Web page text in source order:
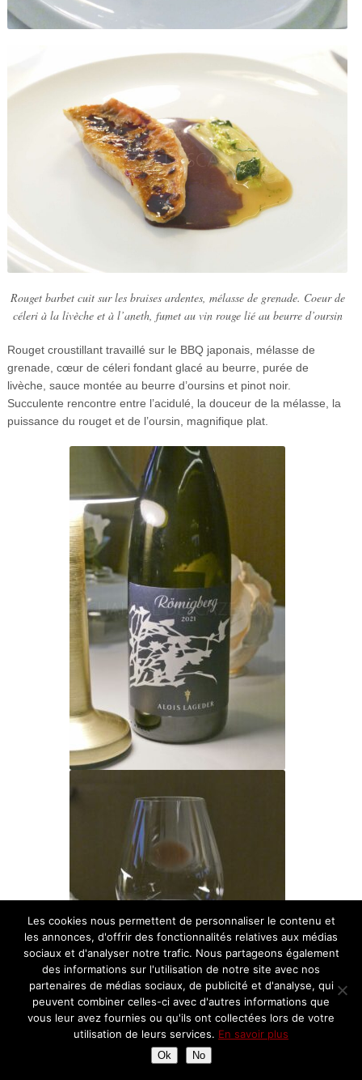
Rouget barbet cuit sur les braises ardentes, mélasse de grenade. Coeur de
céleri à la livèche et à l’aneth, fumet au vin rouge lié au beurre d’oursin
Rouget croustillant travaillé sur le BBQ japonais, mélasse de
grenade, cœur de céleri fondant glacé au beurre, purée de
livèche, sauce montée au beurre d’oursins et pinot noir.
Succulente rencontre entre l’acidulé, la douceur de la mélasse, la
puissance du rouget et de l’oursin, magnifique plat.
Les cookies nous permettent de personnaliser le contenu et
les annonces, d'offrir des fonctionnalités relatives aux médias
sociaux et d'analyser notre trafic. Nous partageons également
des informations sur l'utilisation de notre site avec nos
partenaires de médias sociaux, de publicité et d'analyse, qui
peuvent combiner celles-ci avec d'autres informations que
vous leur avez fournies ou qu'ils ont collectées lors de votre
utilisation de leurs services. En savoir plus
Ok No